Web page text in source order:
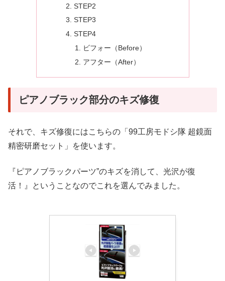
STEP2
STEP3
STEP4
ビフォー（Before）
アフター（After）
ピアノブラック部分のキズ修復
それで、キズ修復にはこちらの「99工房モドシ隊 超鏡面
精密研磨セット」を使います。
『ピアノブラックパーツ”のキズを消して、光沢が復
活！』ということなのでこれを選んでみました。